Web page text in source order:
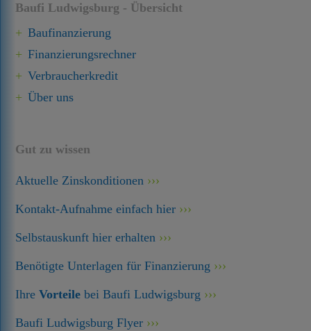
Baufi Ludwigsburg - Übersicht
Baufinanzierung
Finanzierungsrechner
Verbraucherkredit
Über uns
Gut zu wissen
Aktuelle Zinskonditionen
Kontakt-Aufnahme einfach hier
Selbstauskunft hier erhalten
Benötigte Unterlagen für Finanzierung
IhreVorteile bei Baufi Ludwigsburg
Baufi Ludwigsburg Flyer